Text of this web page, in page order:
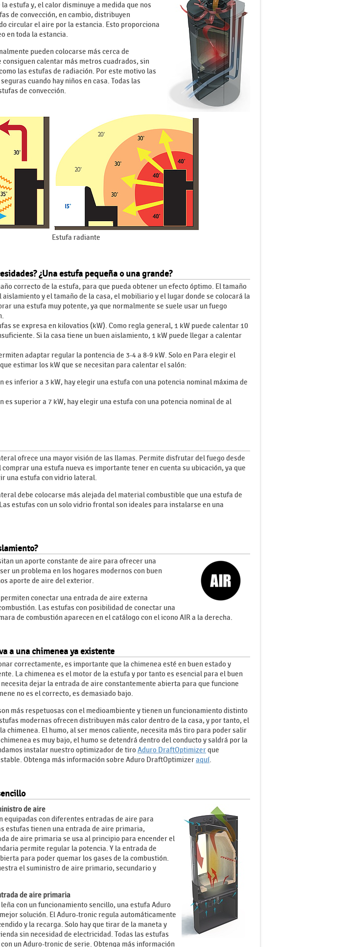
estufa y, el calor disminuye a medida que nos
de convección, en cambio, distribuyen
circular el aire por la estancia. Esto proporciona
en toda la estancia.
pueden colocarse más cerca de
calentar más metros cuadrados, sin
las estufas de radiación. Por este motivo las
cuando hay niños en casa. Todas las
de convección.
Estufa radiante
¿Una estufa pequeña o una grande?
correcto de la estufa, para que pueda obtener un efecto óptimo. El tamaño
y el tamaño de la casa, el mobiliario y el lugar donde se colocará la
una estufa muy potente, ya que normalmente se suele usar un fuego
se expresa en kilovatios (kW). Como regla general, 1 kW puede calentar 10
Si la casa tiene un buen aislamiento, 1 kW puede llegar a calentar
adaptar regular la pontencia de 3-4 a 8-9 kW. Solo en Para elegir el
estimar los kW que se necesitan para calentar el salón:
es inferior a 3 kW, hay elegir una estufa con una potencia nominal máxima de
es superior a 7 kW, hay elegir una estufa con una potencia nominal de al
ofrece una mayor visión de las llamas. Permite disfrutar del fuego desde
una estufa nueva es importante tener en cuenta su ubicación, ya que
una estufa con vidrio lateral.
debe colocarse más alejada del material combustible que una estufa de
estufas con un solo vidrio frontal son ideales para instalarse en una
un aporte constante de aire para ofrecer una
un problema en los hogares modernos con buen
aporte de aire del exterior.
conectar una entrada de aire externa
Las estufas con posibilidad de conectar una
de combustión aparecen en el catálogo con el icono AIR a la derecha.
a una chimenea ya existente
correctamente, es importante que la chimenea esté en buen estado y
La chimenea es el motor de la estufa y por tanto es esencial para el buen
dejar la entrada de aire constantemente abierta para que funcione
no es el correcto, es demasiado bajo.
más respetuosas con el medioambiente y tienen un funcionamiento distinto
modernas ofrecen distribuyen más calor dentro de la casa, y por tanto, el
chimenea. El humo, al ser menos caliente, necesita más tiro para poder salir
es muy bajo, el humo se detendrá dentro del conducto y saldrá por la
instalar nuestro optimizador de tiro Aduro DraftOptimizerque
Obtenga más información sobre Aduro DraftOptimizeraquí.
de aire
equipadas con diferentes entradas de aire para
estufas tienen una entrada de aire primaria,
de aire primaria se usa al principio para encender el
permite regular la potencia. Y la entrada de
para poder quemar los gases de la combustión.
el suministro de aire primario, secundario y
de aire primaria
con un funcionamiento sencillo, una estufa Aduro
solución. El Aduro-tronic regula automáticamente
y la recarga. Solo hay que tirar de la maneta y
sin necesidad de electricidad. Todas las estufas
un Aduro-tronic de serie. Obtenga más información